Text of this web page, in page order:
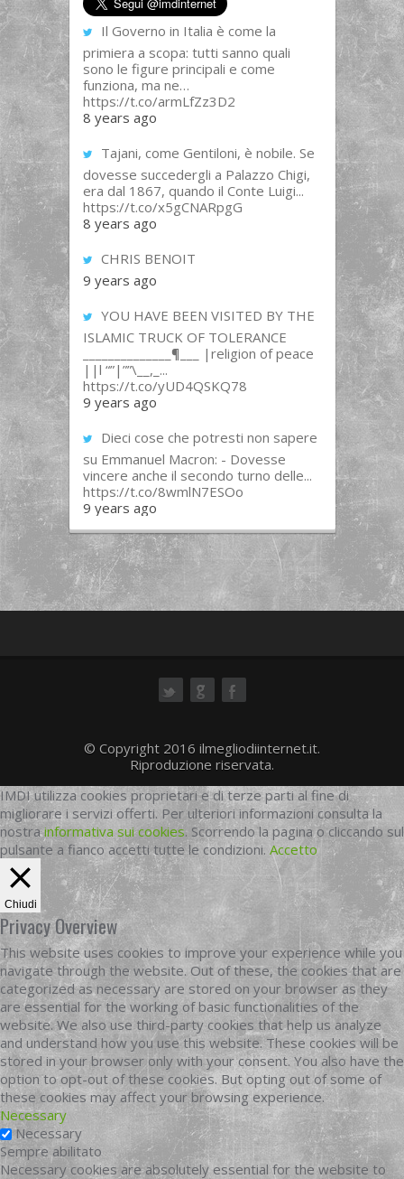
Il Governo in Italia è come la
primiera a scopa: tutti sanno quali
sono le figure principali e come
funziona, ma ne…
https://t.co/armLfZz3D2
8 years ago
Tajani, come Gentiloni, è nobile. Se
dovesse succedergli a Palazzo Chigi,
era dal 1867, quando il Conte Luigi...
https://t.co/x5gCNARpgG
8 years ago
CHRIS BENOIT
9 years ago
YOU HAVE BEEN VISITED BY THE
ISLAMIC TRUCK OF TOLERANCE
______________¶___ |religion of peace
||l “”|””\__,_...
https://t.co/yUD4QSKQ78
9 years ago
Dieci cose che potresti non sapere
su Emmanuel Macron: - Dovesse
vincere anche il secondo turno delle...
https://t.co/8wmlN7ESOo
9 years ago
© Copyright 2016 ilmegliodiinternet.it.
Riproduzione riservata.
IMDI utilizza cookies proprietari e di terze parti al fine di
migliorare i servizi offerti. Per ulteriori informazioni consulta la
nostrainformativa sui cookies. Scorrendo la pagina o cliccando sul
pulsante a fianco accetti tutte le condizioni. Accetto
Chiudi
Privacy Overview
This website uses cookies to improve your experience while you
navigate through the website. Out of these, the cookies that are
categorized as necessary are stored on your browser as they
are essential for the working of basic functionalities of the
website. We also use third-party cookies that help us analyze
and understand how you use this website. These cookies will be
stored in your browser only with your consent. You also have the
option to opt-out of these cookies. But opting out of some of
these cookies may affect your browsing experience.
Necessary
Necessary
Sempre abilitato
Necessary cookies are absolutely essential for the website to